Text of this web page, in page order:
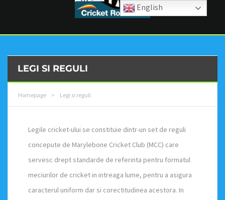
LEGI SI REGULI
Homepage > Legi si reguli
Legile cricket-ului se constituie dintr-un set de reguli
concepute de Marylebone Cricket Club (MCC) care
servesc drept standarde de referinta pentru formatul
meciurilor de cricket in intreaga lume, pentru a asigura
caracterul uniform dar si corectitudinea acestora. In
English